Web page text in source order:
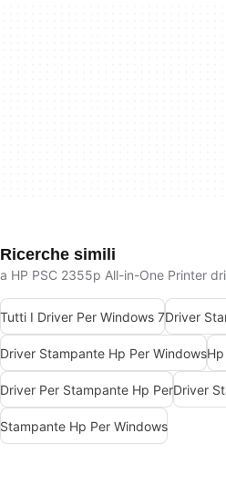
Ricerche simili
a HP PSC 2355p All-in-One Printer
Tutti I Driver Per Windows 7Driver
Driver Stampante Hp Per Windows
Driver Per Stampante Hp PerDriver
Stampante Hp Per Windows